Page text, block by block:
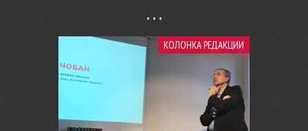
КОЛОНКА РЕДАКЦИИ